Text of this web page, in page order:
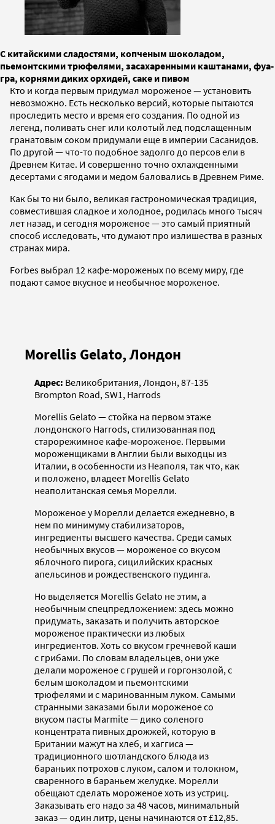
С китайскими сладостями, копченым шоколадом,
пьемонтскими трюфелями, засахаренными каштанами, фуа-
гра, корнями диких орхидей, саке и пивом
Кто и когда первым придумал мороженое — установить
невозможно. Есть несколько версий, которые пытаются
проследить место и время его создания. По одной из
легенд, поливать снег или колотый лед подслащенным
гранатовым соком придумали еще в империи Сасанидов.
По другой — что-то подобное задолго до персов ели в
Древнем Китае. И совершенно точно охлажденными
десертами с ягодами и медом баловались в Древнем Риме.
Как бы то ни было, великая гастрономическая традиция,
совместившая сладкое и холодное, родилась много тысяч
лет назад, и сегодня мороженое — это самый приятный
способ исследовать, что думают про излишества в разных
странах мира.
Forbes выбрал 12 кафе-мороженых по всему миру, где
подают самое вкусное и необычное мороженое.
Morellis Gelato, Лондон
Адрес: Великобритания, Лондон, 87-135
Brompton Road, SW1, Harrods
Morellis Gelato — стойка на первом этаже
лондонского Harrods, стилизованная под
старорежимное кафе-мороженое. Первыми
мороженщиками в Англии были выходцы из
Италии, в особенности из Неаполя, так что, как
и положено, владеет Morellis Gelato
неаполитанская семья Морелли.
Мороженое у Морелли делается ежедневно, в
нем по минимуму стабилизаторов,
ингредиенты высшего качества. Среди самых
необычных вкусов — мороженое со вкусом
яблочного пирога, сицилийских красных
апельсинов и рождественского пудинга.
Но выделяется Morellis Gelato не этим, а
необычным спецпредложением: здесь можно
придумать, заказать и получить авторское
мороженое практически из любых
ингредиентов. Хоть со вкусом гречневой каши
с грибами. По словам владельцев, они уже
делали мороженое с грушей и горгонзолой, с
белым шоколадом и пьемонтскими
трюфелями и с маринованным луком. Самыми
странными заказами были мороженое со
вкусом пасты Marmite — дико соленого
концентрата пивных дрожжей, которую в
Британии мажут на хлеб, и хаггиса —
традиционного шотландского блюда из
бараньих потрохов с луком, салом и толокном,
сваренного в бараньем желудке. Морелли
обещают сделать мороженое хоть из устриц.
Заказывать его надо за 48 часов, минимальный
заказ — один литр, цены начинаются от £12,85.